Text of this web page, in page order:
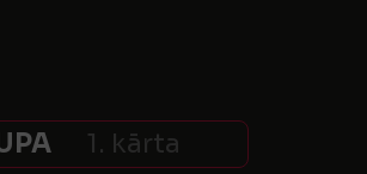
1. kārta